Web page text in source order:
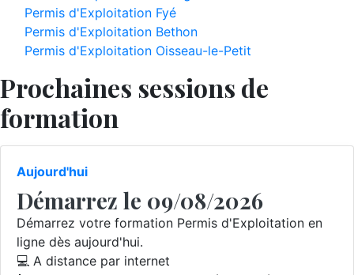
Permis d'Exploitation Fyé
Permis d'Exploitation Bethon
Permis d'Exploitation Oisseau-le-Petit
Prochaines sessions de
formation
Aujourd'hui
Démarrez le 09/08/2026
Démarrez votre formation Permis d'Exploitation en
ligne dès aujourd'hui.
💻 A distance par internet